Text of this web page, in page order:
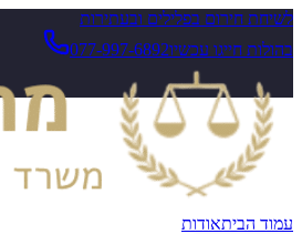
לשיחת חירום בפלילים ובעתירות
בהולות חייגו עכשיו077-997-6892
עמוד הביתאודות